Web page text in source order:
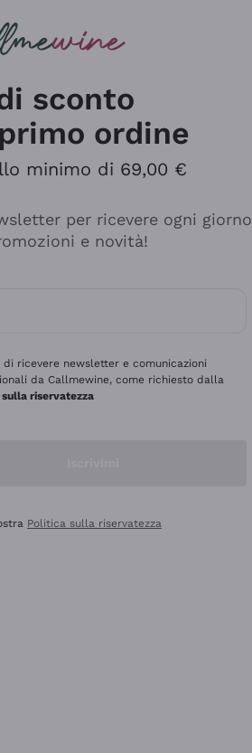
sconto
ordine
minimo di 69,00 €
per ricevere ogni giorno
e novità!
di ricevere newsletter e comunicazioni
da Callmewine, come richiesto dalla
riservatezza
Politica sulla riservatezza